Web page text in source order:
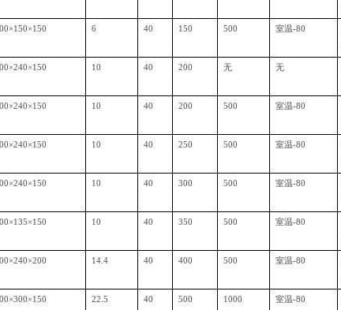
×150×150 6 40 150 500 室温-80
×240×150 10 40 200 无 无
×240×150 10 40 200 500 室温-80
×240×150 10 40 250 500 室温-80
×240×150 10 40 300 500 室温-80
×135×150 10 40 350 500 室温-80
×240×200 14.4 40 400 500 室温-80
×300×150 22.5 40 500 1000 室温-80